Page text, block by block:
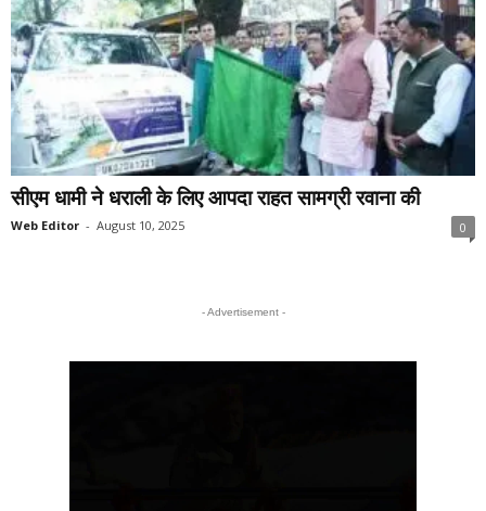
सीएम धामी ने धराली के लिए आपदा राहत सामग्री रवाना की
Web Editor - August 10, 2025 0
- Advertisement -